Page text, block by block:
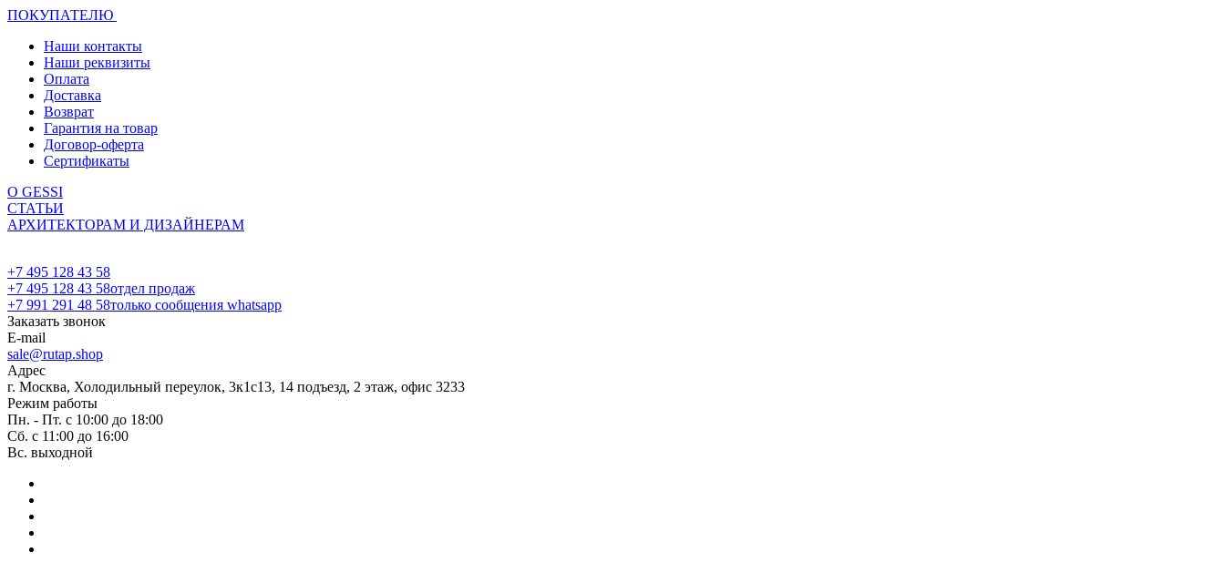
ПОКУПАТЕЛЮ
Наши контакты
Наши реквизиты
Оплата
Доставка
Возврат
Гарантия на товар
Договор-оферта
Сертификаты
О GESSI
СТАТЬИ
АРХИТЕКТОРАМ И ДИЗАЙНЕРАМ
+7 495 128 43 58
+7 495 128 43 58отдел продаж
+7 991 291 48 58только сообщения whatsapp
Заказать звонок
E-mail
sale@rutap.shop
Адрес
г. Москва, Холодильный переулок, 3к1с13, 14 подъезд, 2 этаж, офис 3233
Режим работы
Пн. - Пт. с 10:00 до 18:00
Сб. с 11:00 до 16:00
Вс. выходной